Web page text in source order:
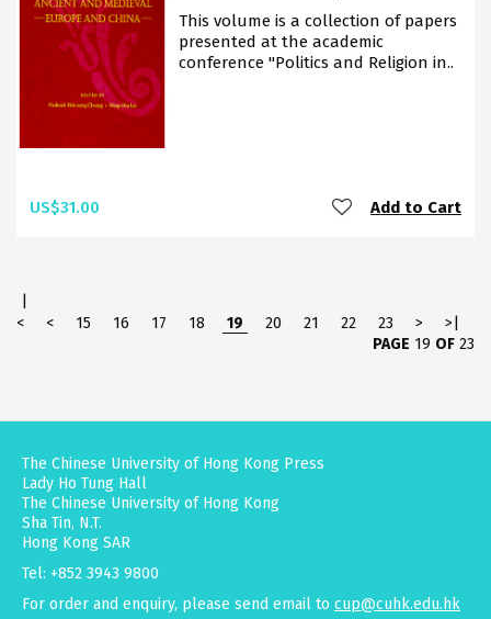
This volume is a collection of papers
presented at the academic
conference "Politics and Religion in..
US$31.00 Add to Cart
<
< 15 16 17 18 19 20 21 22 23 >
>|
PAGE 19 OF 23
The Chinese University of Hong Kong Press
Lady Ho Tung Hall
The Chinese University of Hong Kong
Sha Tin, N.T.
Hong Kong SAR
Tel: +852 3943 9800
For order and enquiry, please send email to cup@cuhk.edu.hk